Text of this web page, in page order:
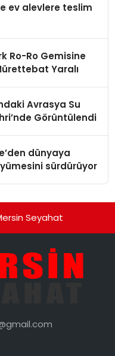
ev alevlere teslim
Ro-Ro Gemisine
Yaralı
Avrasya Su
Görüntülendi
dünyaya
sürdürüyor
Seyahat